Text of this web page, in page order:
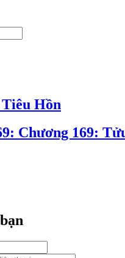
Hồn
Chương 169: